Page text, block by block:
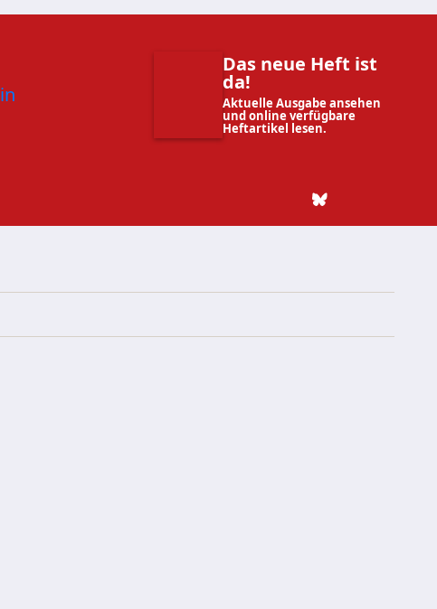
Das neue Heft ist
da!
Aktuelle Ausgabe ansehen
und online verfügbare
Heftartikel lesen.